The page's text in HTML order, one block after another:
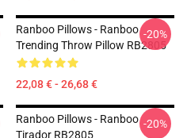
Ranboo Pillows - Ranboo
Trending Throw Pillow RB2805
22,08 € - 26,68 €
-20%
Ranboo Pillows - Ranboo
Tirador RB2805
-20%